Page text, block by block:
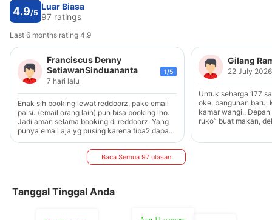
4.9/5
Luar Biasa
97 ratings
Last 6 months rating 4.9
Franciscus Denny
SetiawanSinduananta
7 hari lalu
1/5
Enak sih booking lewat reddoorz, pake email
palsu (email orang lain) pun bisa booking lho.
Jadi aman selama booking di reddoorz. Yang
punya email aja yg pusing karena tiba2 dapat
Gilang
22 July 2026
Untuk seharga 177
oke..bangunan baru,
kamar wangi..
ruko” buat makan,
Baca Semua 97 ulasan
Tanggal Tinggal Anda